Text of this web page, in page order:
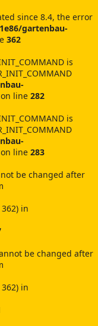
since 8.4, the error
gartenbau-
362
is
on line 282
is
on line 283
be changed after
in
be changed after
in